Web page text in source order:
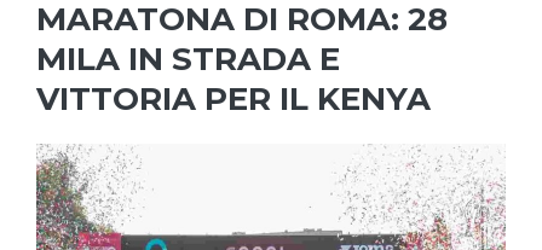
MARATONA DI ROMA: 28
MILA IN STRADA E
VITTORIA PER IL KENYA